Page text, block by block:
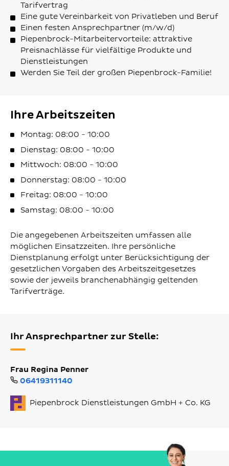
Tarifvertrag
Eine gute Vereinbarkeit von Privatleben und Beruf
Einen festen Ansprechpartner (m/w/d)
Piepenbrock-Mitarbeitervorteile: attraktive
Preisnachlässe für vielfältige Produkte und
Dienstleistungen
Werden Sie Teil der großen Piepenbrock-Familie!
Ihre Arbeitszeiten
Montag: 08:00 - 10:00
Dienstag: 08:00 - 10:00
Mittwoch: 08:00 - 10:00
Donnerstag: 08:00 - 10:00
Freitag: 08:00 - 10:00
Samstag: 08:00 - 10:00
Die angegebenen Arbeitszeiten umfassen alle
möglichen Einsatzzeiten. Ihre persönliche
Dienstplanung erfolgt unter Berücksichtigung der
gesetzlichen Vorgaben des Arbeitszeitgesetzes
sowie der jeweils branchenabhängig geltenden
Tarifverträge.
Ihr Ansprechpartner zur Stelle:
Frau Regina Penner
06419311140
Piepenbrock Dienstleistungen GmbH + Co. KG